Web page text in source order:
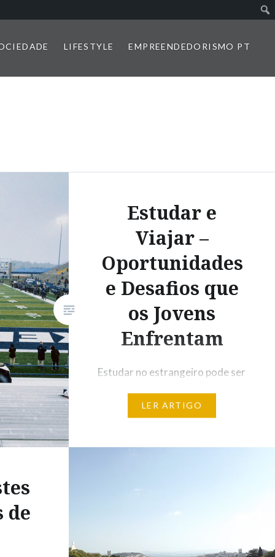
LIFESTYLE EMPREENDEDORISMO PT
Estudar e
Viajar –
Oportunidades
e Desafios que
os Jovens
Enfrentam
Estudar no estrangeiro pode ser
também pode ser complicado e
tradições e culturas que
que nos…
LER ARTIGO
de